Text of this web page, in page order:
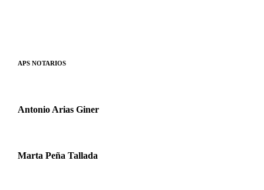
APS NOTARIOS
Antonio Arias Giner
Marta Peña Tallada